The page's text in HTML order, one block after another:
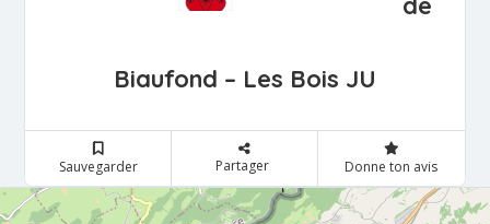
Biaufond – Les Bois JU
Sauvegarder Partager Donne ton avis